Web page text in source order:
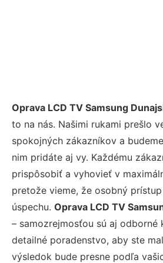
Oprava LCD TV Samsung
to na nás. Našimi rukami prešlo
spokojných zákazníkov a
nim pridáte aj vy. Každému
prispôsobiť a vyhovieť v
pretože vieme, že osobný
úspechu. Oprava LCD TV
– samozrejmosťou sú aj odborné
detailné poradenstvo, aby ste
výsledok bude presne podľa